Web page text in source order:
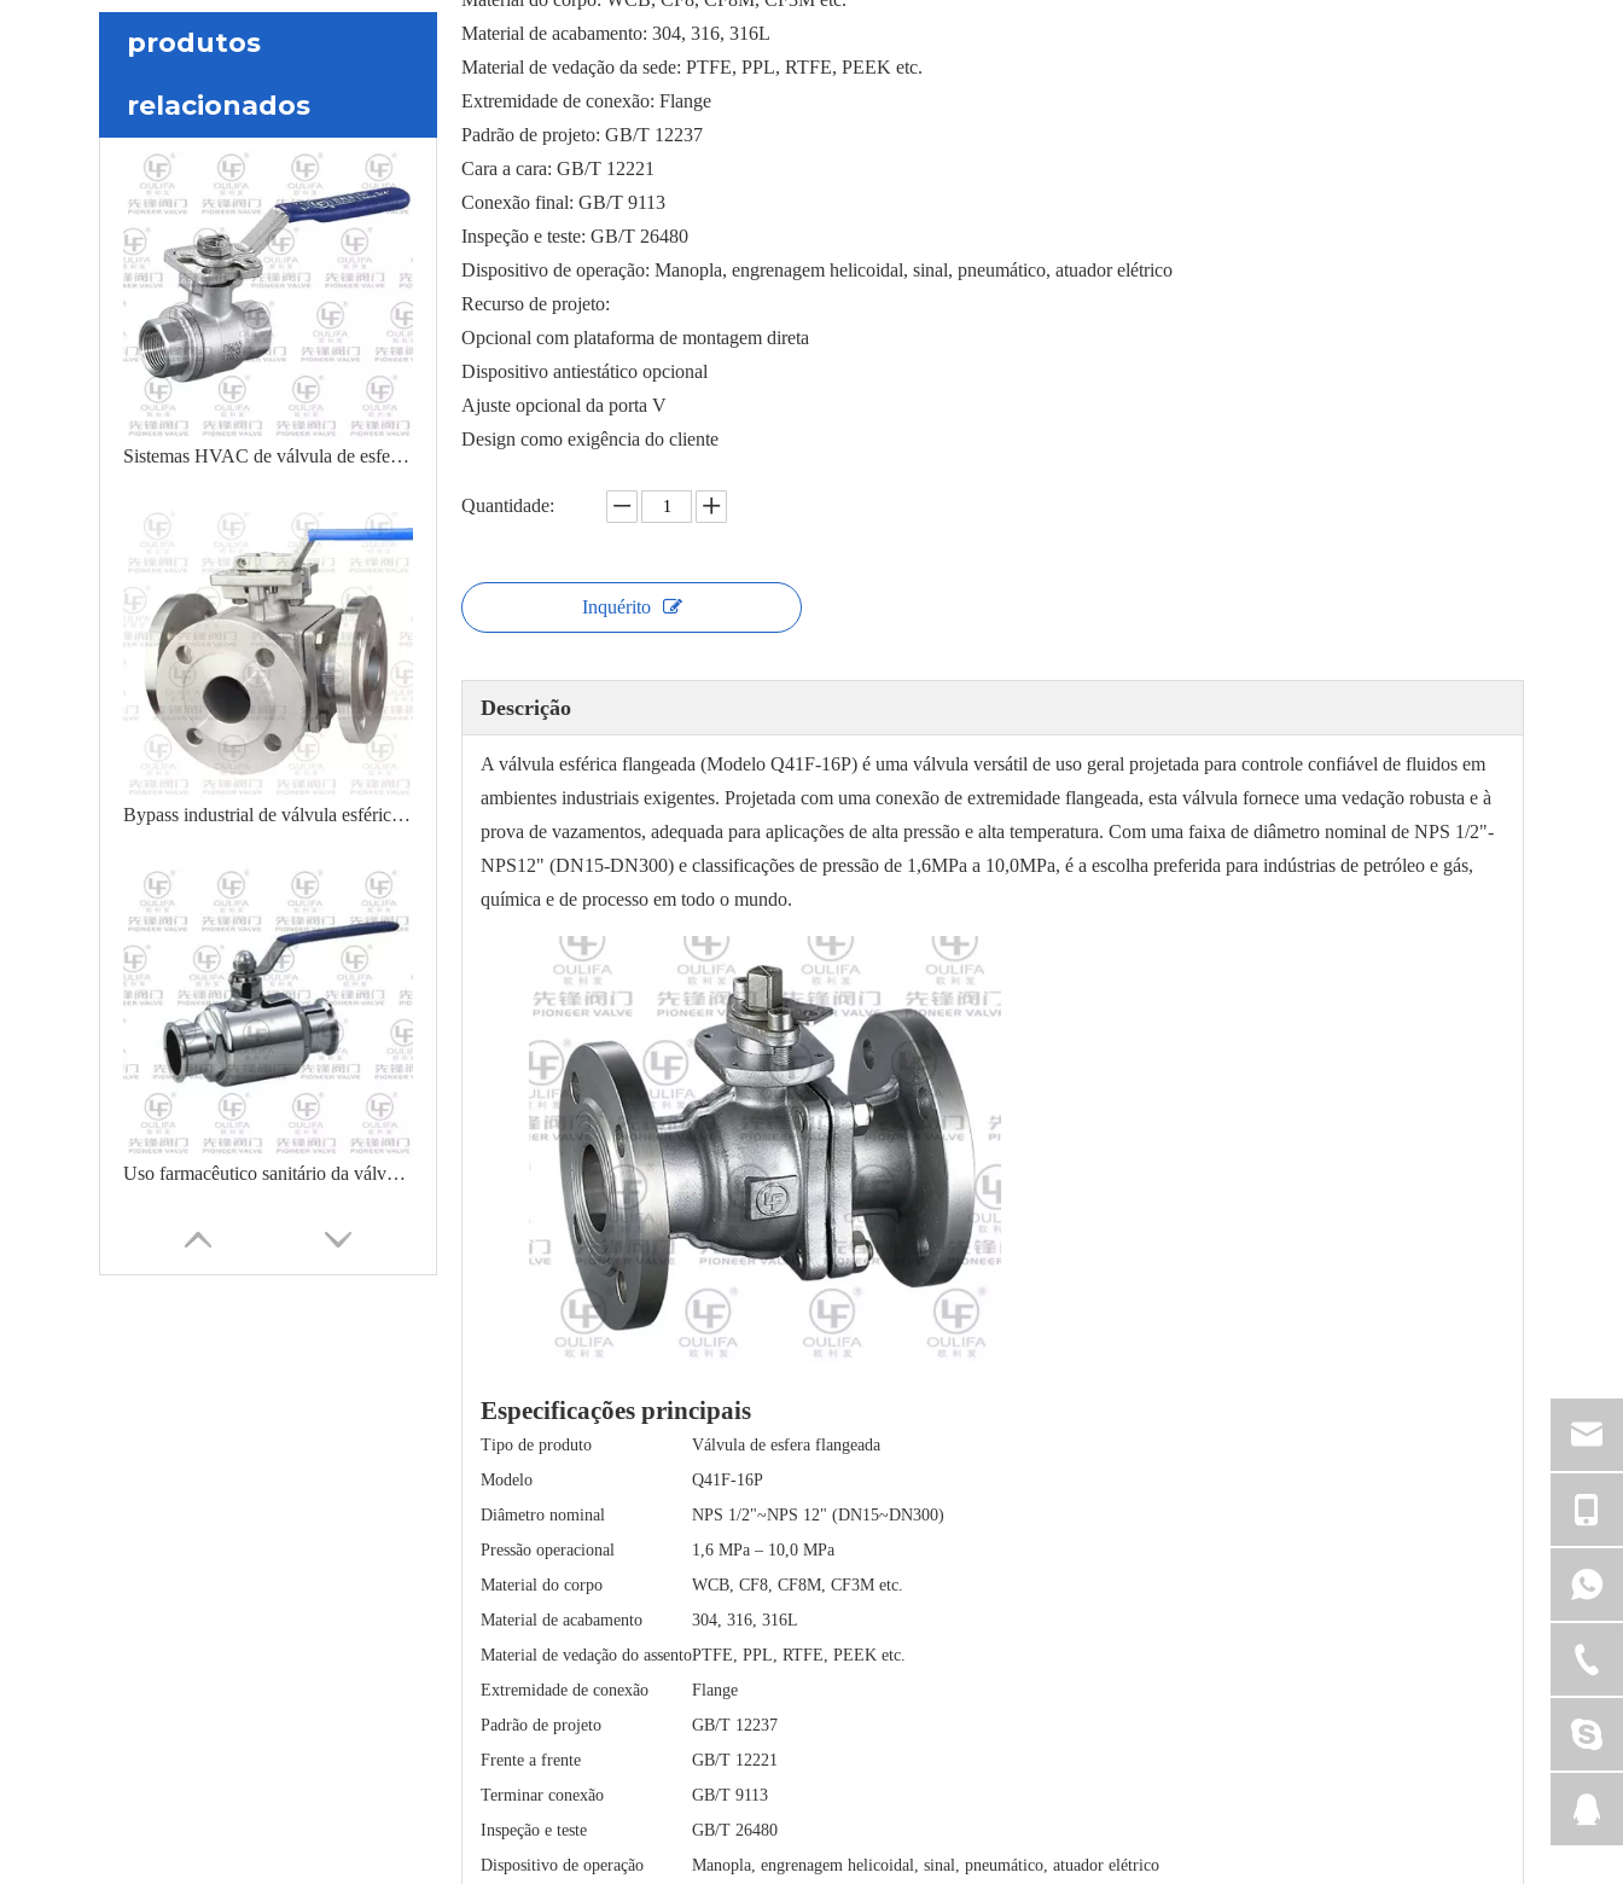
produtos
relacionados
Sistemas HVAC de válvula de esfera rosqueada de montagem ISO
Bypass industrial de válvula esférica de 3 vias de montagem direta
Uso farmacêutico sanitário da válvula de esfera do produto comestível
Material de acabamento: 304, 316, 316L
Material de vedação da sede: PTFE, PPL, RTFE, PEEK etc.
Extremidade de conexão: Flange
Padrão de projeto: GB/T 12237
Cara a cara: GB/T 12221
Conexão final: GB/T 9113
Inspeção e teste: GB/T 26480
Dispositivo de operação: Manopla, engrenagem helicoidal, sinal, pneumático, atuador elétrico
Recurso de projeto:
Opcional com plataforma de montagem direta
Dispositivo antiestático opcional
Ajuste opcional da porta V
Design como exigência do cliente
Quantidade:
Inquérito
Descrição
A válvula esférica flangeada (Modelo Q41F-16P) é uma válvula versátil de uso geral projetada para controle confiável de fluidos em
ambientes industriais exigentes. Projetada com uma conexão de extremidade flangeada, esta válvula fornece uma vedação robusta e à
prova de vazamentos, adequada para aplicações de alta pressão e alta temperatura. Com uma faixa de diâmetro nominal de NPS 1/2"-
NPS12" (DN15-DN300) e classificações de pressão de 1,6MPa a 10,0MPa, é a escolha preferida para indústrias de petróleo e gás,
química e de processo em todo o mundo.
Especificações principais
Tipo de produto
Válvula de esfera flangeada
Modelo
Q41F-16P
Diâmetro nominal
NPS 1/2"~NPS 12" (DN15~DN300)
Pressão operacional
1,6 MPa – 10,0 MPa
Material do corpo
WCB, CF8, CF8M, CF3M etc.
Material de acabamento
304, 316, 316L
Material de vedação do assentoPTFE, PPL, RTFE, PEEK etc.
Extremidade de conexão
Flange
Padrão de projeto
GB/T 12237
Frente a frente
GB/T 12221
Terminar conexão
GB/T 9113
Inspeção e teste
GB/T 26480
Dispositivo de operação
Manopla, engrenagem helicoidal, sinal, pneumático, atuador elétrico